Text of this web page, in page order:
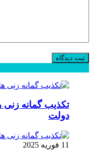
تکذیب گمانه
دولت
11 فوریه 2025